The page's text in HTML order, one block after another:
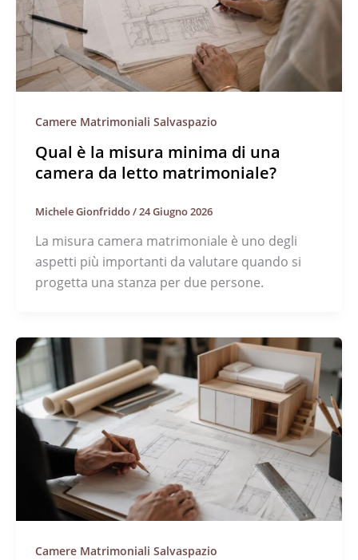
Camere Matrimoniali Salvaspazio
Qual è la misura minima di una
camera da letto matrimoniale?
Michele Gionfriddo/24 Giugno 2026
La misura camera matrimoniale è uno degli
aspetti più importanti da valutare quando si
progetta una stanza per due persone.
Camere Matrimoniali Salvaspazio